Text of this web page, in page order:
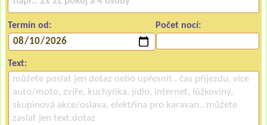
Termín od: Počet nocí:
Text: